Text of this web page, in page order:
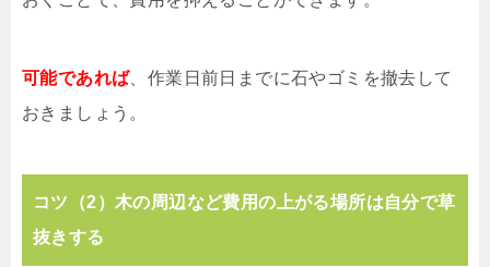
可能であれば、作業日前日までに石やゴミを撤去して
おきましょう。
コツ（2）木の周辺など費用の上がる場所は自分で草
抜きする